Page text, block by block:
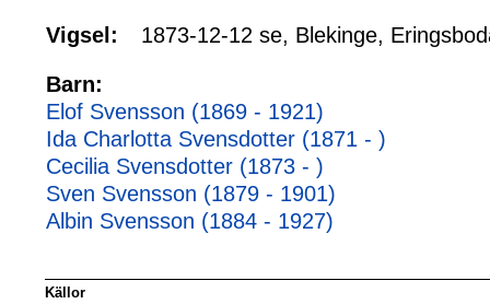
Vigsel: 1873-12-12 se, Blekinge,
Barn:
Elof Svensson (1869 - 1921)
Ida Charlotta Svensdotter (1871 - )
Cecilia Svensdotter (1873 - )
Sven Svensson (1879 - 1901)
Albin Svensson (1884 - 1927)
Källor